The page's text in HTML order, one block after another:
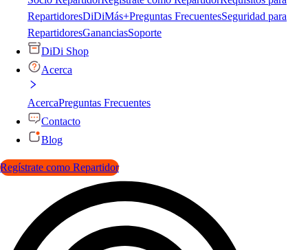
RepartidoresDiDiMás+Preguntas FrecuentesSeguridad para
RepartidoresGananciasSoporte
DiDi Shop
Acerca
AcercaPreguntas Frecuentes
Contacto
Blog
Regístrate como Repartidor